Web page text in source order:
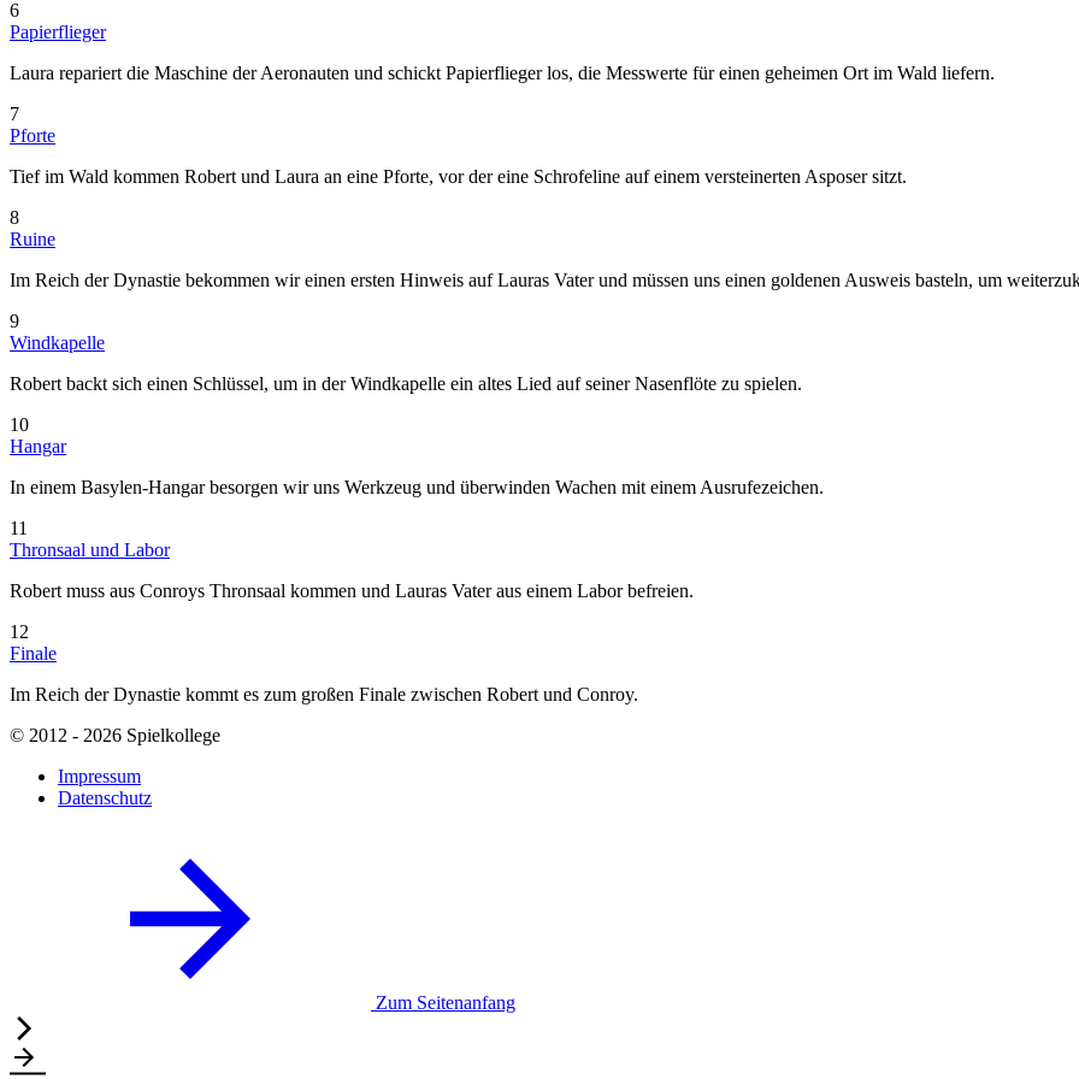
6
Papierflieger
Laura repariert die Maschine der Aeronauten und schickt Papierflieger los, die Messwerte für einen geheimen Ort im Wald liefern.
7
Pforte
Tief im Wald kommen Robert und Laura an eine Pforte, vor der eine Schrofeline auf einem versteinerten Asposer sitzt.
8
Ruine
Im Reich der Dynastie bekommen wir einen ersten Hinweis auf Lauras Vater und müssen uns einen goldenen Ausweis basteln, um
9
Windkapelle
Robert backt sich einen Schlüssel, um in der Windkapelle ein altes Lied auf seiner Nasenflöte zu spielen.
10
Hangar
In einem Basylen-Hangar besorgen wir uns Werkzeug und überwinden Wachen mit einem Ausrufezeichen.
11
Thronsaal und Labor
Robert muss aus Conroys Thronsaal kommen und Lauras Vater aus einem Labor befreien.
12
Finale
Im Reich der Dynastie kommt es zum großen Finale zwischen Robert und Conroy.
© 2012 - 2026 Spielkollege
Impressum
Datenschutz
Zum Seitenanfang